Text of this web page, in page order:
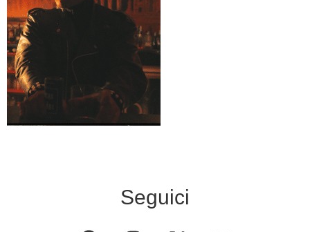
Seguici